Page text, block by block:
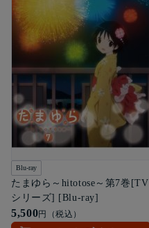
Blu-ray
たまゆら～hitotose～第7巻[TV
シリーズ] [Blu-ray]
5,500円（税込）